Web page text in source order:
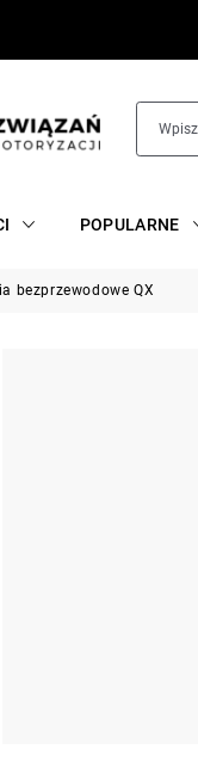
POPULARNE
bezprzewodowe QX